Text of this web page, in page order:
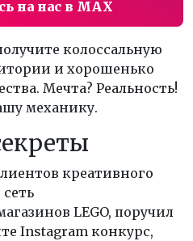
на нас в MAX
колоссальную
и хорошенько
Мечта? Реальность!
механику.
креативного
LEGO, поручил
Instagram конкурс,